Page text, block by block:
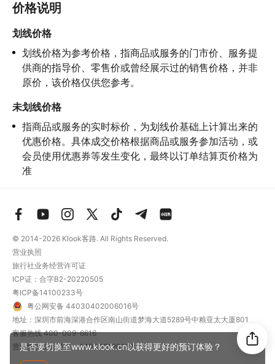
是否要切换至www.klook.cn以获得更好的预订体验？
患者及严重恐高、体质较弱的游客参加本产品内包含的项目，
隐瞒前述情况参加项目发生意外的，由您本人承担一切责任，因此
给旅行社造成损失的，还需对旅行社进行全额赔偿；
4.因本产品内可能包含多个旅游项目，请您在预订本产品之前与客
服工作人员沟通了解本产品内各项目的准入年龄、准入身高及准入
体重等准入要求，否则预订失败或预订后无法成行的后果由您自行
5.请您在参与项目期间全程穿戴好安全护具，避免发生意外事件；
通，工作人员将会及时为您提供必要支持。
价格说明
划线价格
划线价格为参考价格，指商品或服务的门市价、服务提
供商的指导价、零售价或曾经展示过的销售价格，并非
原价，该价格仅供您参考。
未划线价格
指商品或服务的实时标价，为划线价基础上计算出来的
优惠价格。具体成交价格根据商品或服务参加活动，或
会员使用优惠券等发生变化，最终以订单结算页价格为
准
© 2014-2026 Klook客路. All Rights Reserved.
营业执照
旅行社业务经营许可证
ICP证：合字B2-20220505
粤ICP备14100233号
粤公网安备 44030402006016号
地址：深圳市前海深港合作区南山街道梦海大道5289号中粮亚太大厦801
客服热线 400-009-6616
营业性演出许可证：440300120162